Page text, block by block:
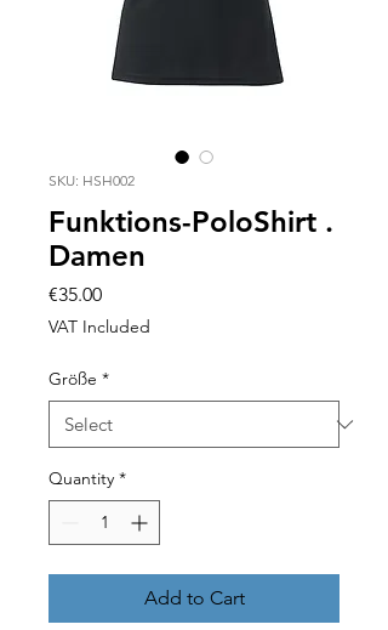
SKU: HSH002
Funktions-PoloShirt .
Damen
€35.00Price
VAT Included
Größe *
Quantity *
Add to Cart